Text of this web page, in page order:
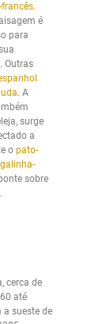
.
é
para
. Outras
. A
surge
a
o pato-
galinha-
sobre
.
cerca de
até
a sueste de